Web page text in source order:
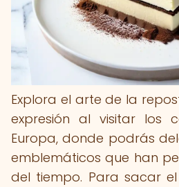
Explora el arte de la
expresión al visitar los
Europa, donde podrás
emblemáticos que han
del tiempo. Para sacar